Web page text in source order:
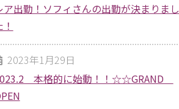
ア出勤！ソフィさんの出勤が決まりまし
2023年1月29日
本格的に始動！！☆☆GRAND